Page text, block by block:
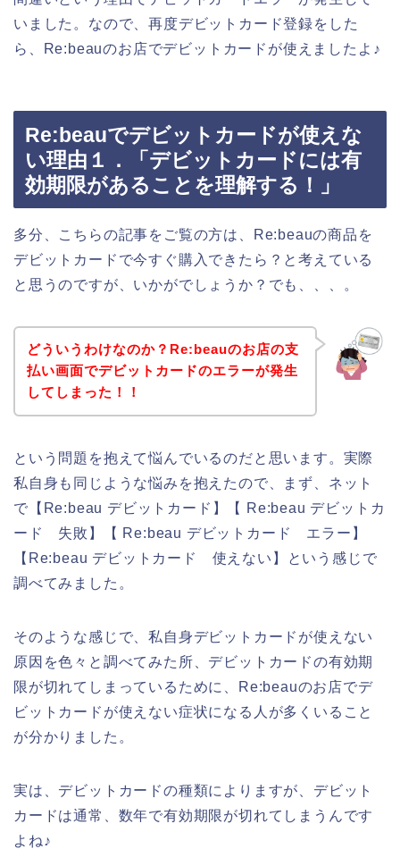
いました。なので、再度デビットカード登録をした
ら、Re:beauのお店でデビットカードが使えましたよ♪
Re:beauでデビットカードが使えな
い理由１．「デビットカードには有
効期限があることを理解する！」
多分、こちらの記事をご覧の方は、Re:beauの商品を
デビットカードで今すぐ購入できたら？と考えている
と思うのですが、いかがでしょうか？でも、、、。
どういうわけなのか？Re:beauのお店の支
払い画面でデビットカードのエラーが発生
してしまった！！
という問題を抱えて悩んでいるのだと思います。実際
私自身も同じような悩みを抱えたので、まず、ネット
で【Re:beau デビットカード】【 Re:beau デビットカ
ード 失敗】【 Re:beau デビットカード エラー】
【Re:beau デビットカード 使えない】という感じで
調べてみました。
そのような感じで、私自身デビットカードが使えない
原因を色々と調べてみた所、デビットカードの有効期
限が切れてしまっているために、Re:beauのお店でデ
ビットカードが使えない症状になる人が多くいること
が分かりました。
実は、デビットカードの種類によりますが、デビット
カードは通常、数年で有効期限が切れてしまうんです
よね♪